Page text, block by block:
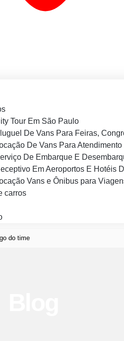
Tour Em São Paulo
De Vans Para Feiras,
De Vans Para
De Embarque E
Em Aeroportos E Hotéis
Vans e Ônibus para
carros
do time